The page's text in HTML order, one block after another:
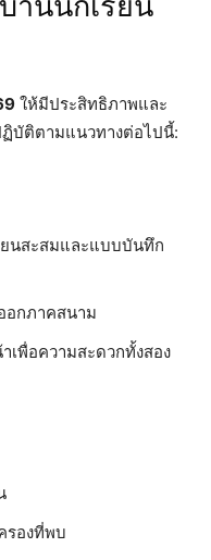
านนักเรียน
ให้มีประสิทธิภาพและ
บัติตามแนวทางต่อไปนี้:
นสะสมและแบบบันทึก
อกภาคสนาม
เพื่อความสะดวกทั้งสอง
รองที่พบ